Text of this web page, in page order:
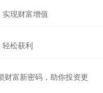
现财富增值
松获利
财富新密码，助你投资更